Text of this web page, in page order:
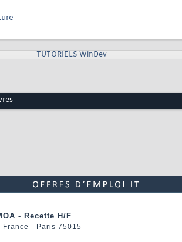
TUTORIELS WinDev
- Recette H/F
France - Paris 75015